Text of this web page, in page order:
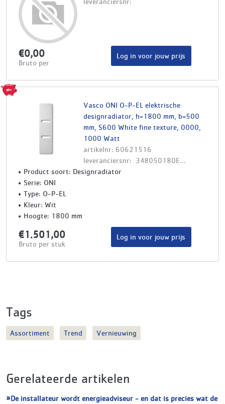
€0,00
Bruto per
Log in voor jouw prijs
Vasco ONI O-P-EL elektrische
designradiator, h=1800 mm, b=500
mm, S600 White fine texture, 0000,
1000 Watt
artikelnr: 60621516
leveranciersnr: 348050180E...
Product soort: Designradiator
Serie: ONI
Type: O-P-EL
Kleur: Wit
Hoogte: 1800 mm
€1.501,00
Bruto per stuk
Log in voor jouw prijs
Tags
Assortiment Trend Vernieuwing
Gerelateerde artikelen
De installateur wordt energieadviseur - en dat is precies wat de